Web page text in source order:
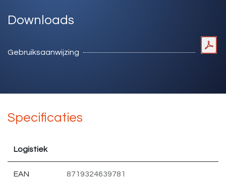
Downloads
Gebruiksaanwijzing
Specificaties
Logistiek
EAN 8719324639781